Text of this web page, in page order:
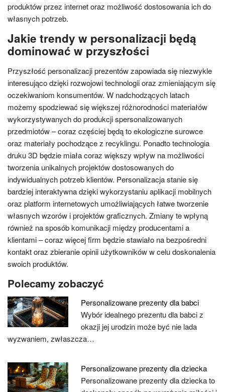
produktów przez internet oraz możliwość dostosowania ich do
własnych potrzeb.
Jakie trendy w personalizacji będą
dominować w przyszłości
Przyszłość personalizacji prezentów zapowiada się niezwykle
interesująco dzięki rozwojowi technologii oraz zmieniającym się
oczekiwaniom konsumentów. W nadchodzących latach
możemy spodziewać się większej różnorodności materiałów
wykorzystywanych do produkcji spersonalizowanych
przedmiotów – coraz częściej będą to ekologiczne surowce
oraz materiały pochodzące z recyklingu. Ponadto technologia
druku 3D będzie miała coraz większy wpływ na możliwości
tworzenia unikalnych projektów dostosowanych do
indywidualnych potrzeb klientów. Personalizacja stanie się
bardziej interaktywna dzięki wykorzystaniu aplikacji mobilnych
oraz platform internetowych umożliwiających łatwe tworzenie
własnych wzorów i projektów graficznych. Zmiany te wpłyną
również na sposób komunikacji między producentami a
klientami – coraz więcej firm będzie stawiało na bezpośredni
kontakt oraz zbieranie opinii użytkowników w celu doskonalenia
swoich produktów.
Polecamy zobaczyć
Personalizowane prezenty dla babci
Wybór idealnego prezentu dla babci z
okazji jej urodzin może być nie lada
wyzwaniem, zwłaszcza…
Personalizowane prezenty dla dziecka
Personalizowane prezenty dla dziecka to